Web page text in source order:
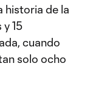
historia de la
15
cuando
solo ocho